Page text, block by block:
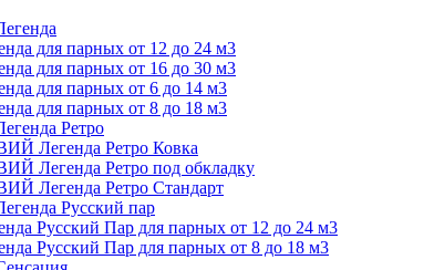
для парных от 12 до 24 м3
для парных от 16 до 30 м3
для парных от 6 до 14 м3
для парных от 8 до 18 м3
Ретро
Легенда Ретро Ковка
Легенда Ретро под обкладку
Легенда Ретро Стандарт
Русский пар
Русский Пар для парных от 12 до 24 м3
Русский Пар для парных от 8 до 18 м3